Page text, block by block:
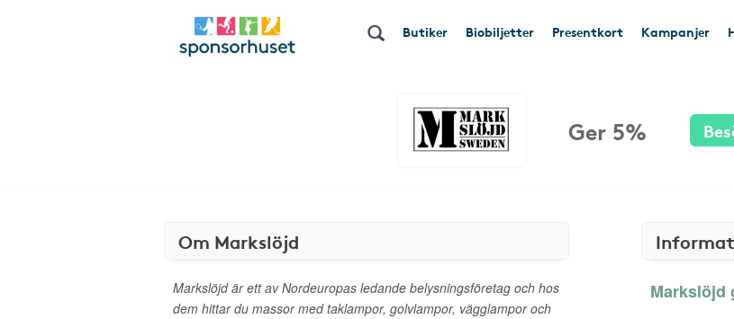
Butiker Biobiljetter Presentkort Kampanjer
Ger 5%
Om Markslöjd
Markslöjd är ett av Nordeuropas ledande belysningsföretag och hos
dem hittar du massor med taklampor, golvlampor, vägglampor och
Markslöjd